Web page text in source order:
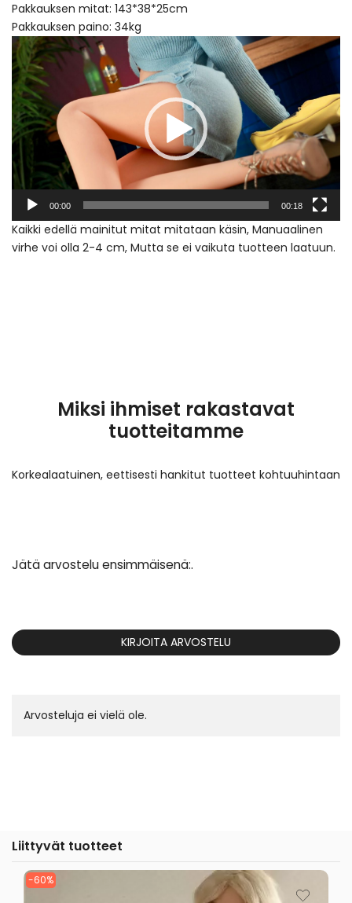
Pakkauksen mitat: 143*38*25cm
Pakkauksen paino: 34kg
Video
Player
00:00 00:18
Kaikki edellä mainitut mitat mitataan käsin, Manuaalinen
virhe voi olla 2-4 cm, Mutta se ei vaikuta tuotteen laatuun.
Miksi ihmiset rakastavat
tuotteitamme
Korkealaatuinen, eettisesti hankitut tuotteet kohtuuhintaan
Jätä arvostelu ensimmäisenä:.
KIRJOITA ARVOSTELU
Arvosteluja ei vielä ole.
Liittyvät tuotteet
-60%